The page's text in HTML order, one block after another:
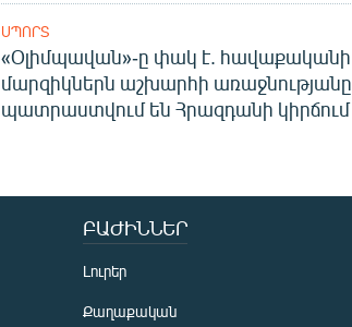
ՍՊՈՐՏ
«Օլիմպավան»-ը փակ է. հավաքականի
մարզիկներն աշխարհի առաջնությանը
պատրաստվում են Հրազդանի կիրճում
ԲԱԺԻՆՆԵՐ
Լուրեր
Քաղաքական